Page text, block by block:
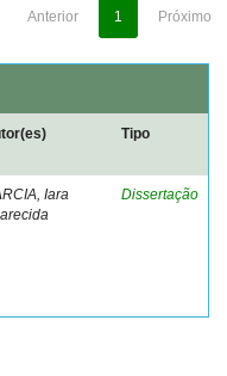
Anterior 1 Próximo
Tipo
Iara
Dissertação